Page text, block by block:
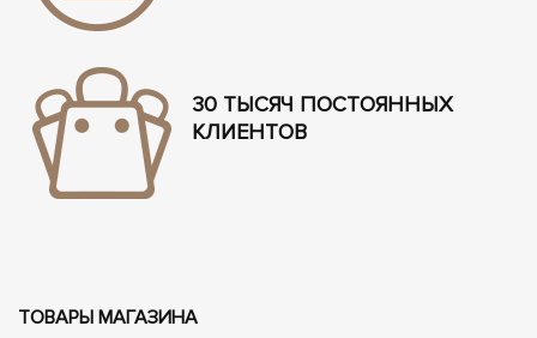
30 ТЫСЯЧ ПОСТОЯННЫХ
КЛИЕНТОВ
ТОВАРЫ МАГАЗИНА